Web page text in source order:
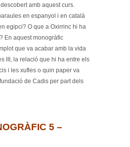
amb aquest curs.
en espanyol i en català
egipci? O que a Oxirrinc hi ha
En aquest monogràfic
que va acabar amb la vida
III, la relació que hi ha entre els
i les xufles o quin paper va
de Cadis per part dels
5 –